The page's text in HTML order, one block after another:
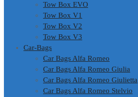
Tow Box EVO
Tow Box V1
Tow Box V2
Tow Box V3
Car-Bags
Car Bags Alfa Romeo
Car Bags Alfa Romeo Giulia
Car Bags Alfa Romeo Giulietta
Car Bags Alfa Romeo Stelvio